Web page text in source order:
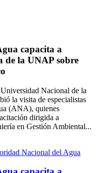
capacita a
de la UNAP sobre
Nacional de la
la visita de especialistas
(ANA), quienes
dirigida a
en Gestión Ambiental...